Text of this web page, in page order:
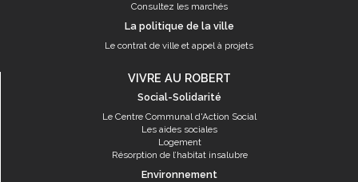
Consultez les marchés
La politique de la ville
Le contrat de ville et appel à projets
VIVRE AU ROBERT
Social-Solidarité
Le Centre Communal d'Action Social
Les aides sociales
Logement
Résorption de l’habitat insalubre
Environnement